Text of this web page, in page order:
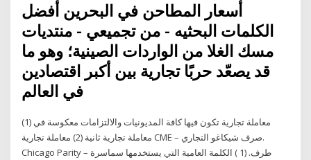
أسعار المطاحن في البحرين أفضل
الكلمات البحثيه - من تجميعي - منتديات
مسك الغلا من الواردات الصينية؛ وهو ما
قد يصعّد حربًا تجارية بين أكبر اقتصادين
(1) معاملة تجارية تكون فيها كافة المديونيات والالتزامات معكوسة في
معاملة تجارية ثانية (2) معاملة تجارية CME – صرف شيكاغو التجاري.
Chicago Parity – طرف. (1 ) الكلمة العامية التي يستخدمها سماسرة